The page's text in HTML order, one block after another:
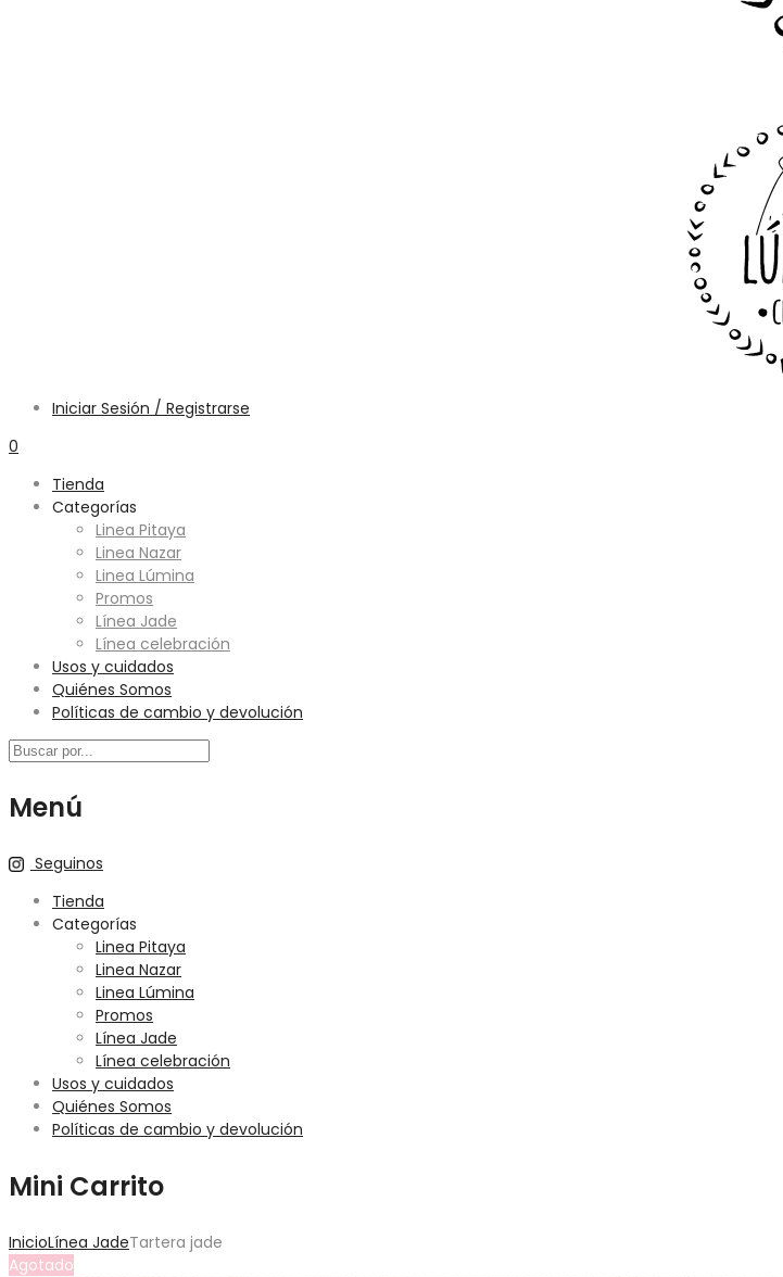
Iniciar Sesión / Registrarse
0
Tienda
Categorías
Linea Pitaya
Linea Nazar
Linea Lúmina
Promos
Línea Jade
Línea celebración
Usos y cuidados
Quiénes Somos
Políticas de cambio y devolución
Menú
Seguinos
Tienda
Categorías
Linea Pitaya
Linea Nazar
Linea Lúmina
Promos
Línea Jade
Línea celebración
Usos y cuidados
Quiénes Somos
Políticas de cambio y devolución
Mini Carrito
InicioLínea JadeTartera jade
Agotado